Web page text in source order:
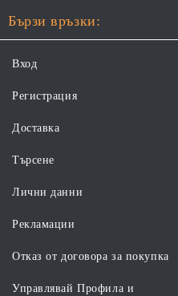
Бързи връзки:
Вход
Регистрация
Доставка
Търсене
Лични данни
Рекламации
Отказ от договора за покупка
Управлявай Профила и